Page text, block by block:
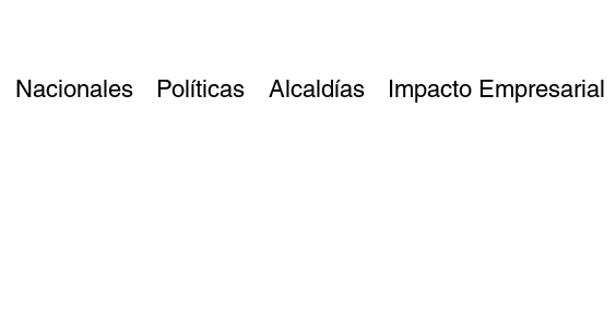
Nacionales Políticas Alcaldías Impacto Empresarial